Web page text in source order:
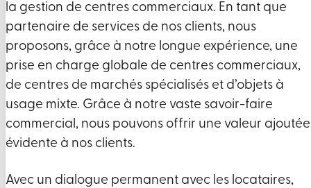
la gestion de centres commerciaux. En tant que
partenaire de services de nos clients, nous
proposons, grâce à notre longue expérience, une
prise en charge globale de centres commerciaux,
de centres de marchés spécialisés et d’objets à
usage mixte. Grâce à notre vaste savoir-faire
commercial, nous pouvons offrir une valeur ajoutée
évidente à nos clients.
Avec un dialogue permanent avec les locataires,